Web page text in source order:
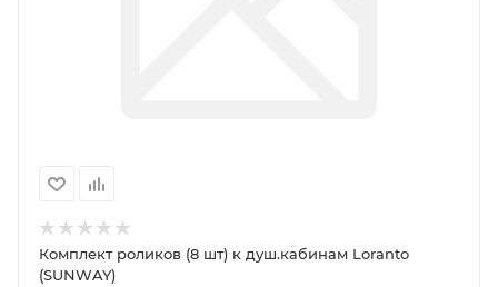
Комплект роликов (8 шт) к душ.кабинам Loranto
(SUNWAY)